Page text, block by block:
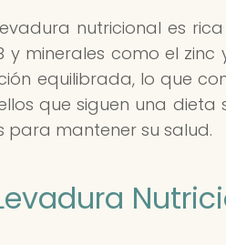
nutricional es
minerales como el zinc
equilibrada, lo que
que siguen una dieta
para mantener su salud.